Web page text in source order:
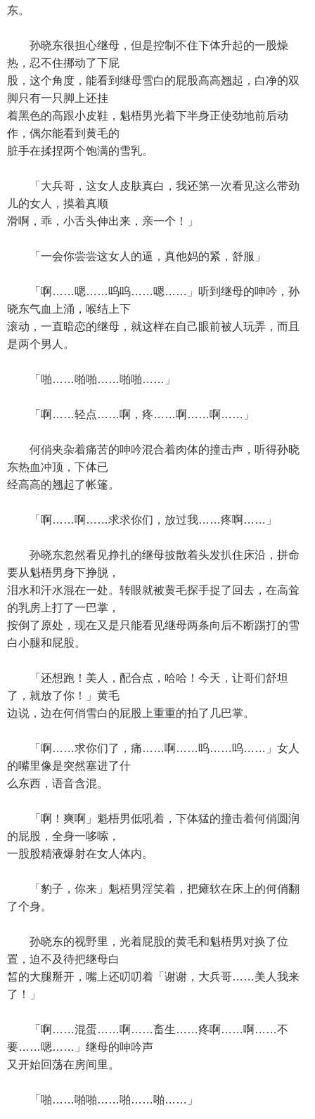
东。
孙晓东很担心继母，但是控制不住下体升起的一股燥
热，忍不住挪动了下屁
股，这个角度，能看到继母雪白的屁股高高翘起，白净的双
脚只有一只脚上还挂
着黑色的高跟小皮鞋，魁梧男光着下半身正使劲地前后动
作，偶尔能看到黄毛的
脏手在揉捏两个饱满的雪乳。
「大兵哥，这女人皮肤真白，我还第一次看见这么带劲
儿的女人，摸着真顺
滑啊，乖，小舌头伸出来，亲一个！」
「一会你尝尝这女人的逼，真他妈的紧，舒服」
「啊……嗯……呜呜……嗯……」听到继母的呻吟，孙
晓东气血上涌，喉结上下
滚动，一直暗恋的继母，就这样在自己眼前被人玩弄，而且
是两个男人。
「啪……啪啪……啪啪……」
「啊……轻点……啊，疼……啊……啊……」
何俏夹杂着痛苦的呻吟混合着肉体的撞击声，听得孙晓
东热血冲顶，下体已
经高高的翘起了帐篷。
「啊……啊……求求你们，放过我……疼啊……」
孙晓东忽然看见挣扎的继母披散着头发扒住床沿，拼命
要从魁梧男身下挣脱，
泪水和汗水混在一处。转眼就被黄毛探手捉了回去，在高耸
的乳房上打了一巴掌，
按倒了原处，现在又是只能看见继母两条向后不断踢打的雪
白小腿和屁股。
「还想跑！美人，配合点，哈哈！今天，让哥们舒坦
了，就放了你！」黄毛
边说，边在何俏雪白的屁股上重重的拍了几巴掌。
「啊……求你们了，痛……啊……呜……呜……」女人
的嘴里像是突然塞进了什
么东西，语音含混。
「啊！爽啊」魁梧男低吼着，下体猛的撞击着何俏圆润
的屁股，全身一哆嗦，
一股股精液爆射在女人体内。
「豹子，你来」魁梧男淫笑着，把瘫软在床上的何俏翻
了个身。
孙晓东的视野里，光着屁股的黄毛和魁梧男对换了位
置，迫不及待把继母白
皙的大腿掰开，嘴上还叨叨着「谢谢，大兵哥……美人我来
了！」
「啊……混蛋……啊……畜生……疼啊……啊……不
要……嗯……」继母的呻吟声
又开始回荡在房间里。
「啪……啪啪……啪……啪……」